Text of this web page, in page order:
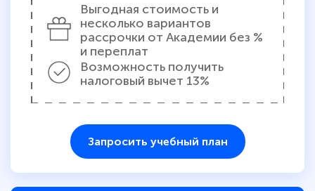
Выгодная стоимость и
несколько вариантов
рассрочки от Академии без %
и переплат
Возможность получить
налоговый вычет 13%
Запросить учебный план